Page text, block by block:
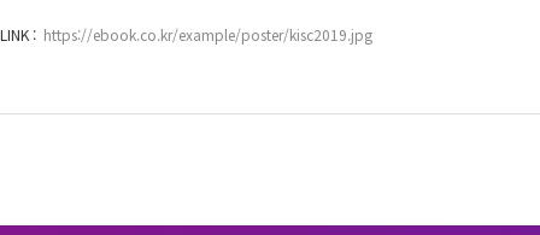
LINK : https://ebook.co.kr/example/poster/kisc2019.jpg